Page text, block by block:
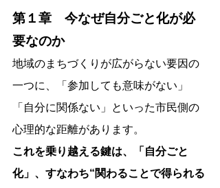
第１章　今なぜ自分ごと化が必
要なのか
地域のまちづくりが広がらない要因の
一つに、「参加しても意味がない」
「自分に関係ない」といった市民側の
心理的な距離があります。
これを乗り越える鍵は、「自分ごと
化」、すなわち“関わることで得られる